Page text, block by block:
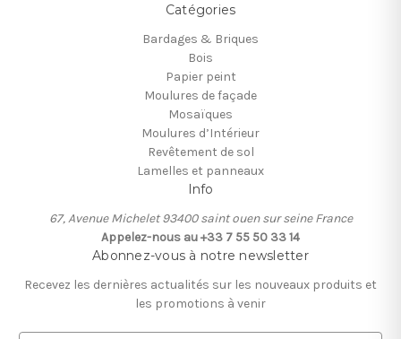
Catégories
Bardages & Briques
Bois
Papier peint
Moulures de façade
Mosaïques
Moulures d’Intérieur
Revêtement de sol
Lamelles et panneaux
Info
67, Avenue Michelet 93400 saint ouen sur seine France
Appelez-nous au +33 7 55 50 33 14
Abonnez-vous à notre newsletter
Recevez les dernières actualités sur les nouveaux produits et
les promotions à venir